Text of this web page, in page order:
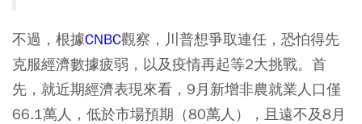
不過，根據CNBC觀察，川普想爭取連任，恐怕得先
克服經濟數據疲弱，以及疫情再起等2大挑戰。首
先，就近期經濟表現來看，9月新增非農就業人口僅
66.1萬人，低於市場預期（80萬人），且遠不及8月